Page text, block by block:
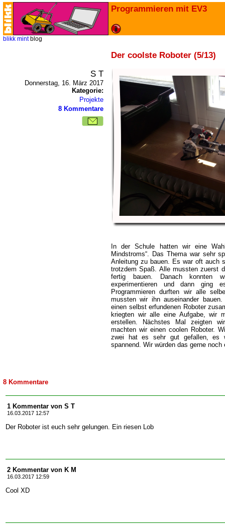
Programmieren mit EV3
blikk mint blog
Der coolste Roboter (5/13)
S T
Donnerstag, 16. März 2017
Kategorie:
Projekte
8 Kommentare
In der Schule hatten wir eine
Mindstroms“. Das Thema war sehr
Anleitung zu bauen. Es war oft auch
trotzdem Spaß. Alle mussten zuerst
fertig bauen. Danach konnten
experimentieren und dann ging
Programmieren durften wir alle
mussten wir ihn auseinander
einen selbst erfundenen Roboter
kriegten wir alle eine Aufgabe, wir
erstellen. Nächstes Mal zeigten
machten wir einen coolen Roboter.
zwei hat es sehr gut gefallen, es
spannend. Wir würden das gerne noch
8 Kommentare
1 Kommentar von S T
16.03.2017 12:57
Der Roboter ist euch sehr gelungen. Ein riesen Lob
2 Kommentar von K M
16.03.2017 12:59
Cool XD